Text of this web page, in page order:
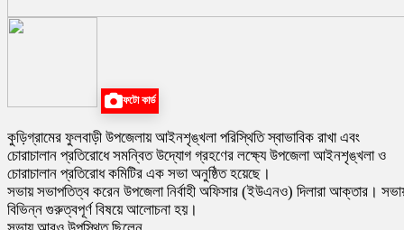
ফটো কার্ড
কুড়িগ্রামের ফুলবাড়ী উপজেলায় আইনশৃঙ্খলা পরিস্থিতি স্বাভাবিক রাখা এবং
চোরাচালান প্রতিরোধে সমন্বিত উদ্যোগ গ্রহণের লক্ষ্যে উপজেলা আইনশৃঙ্খলা ও
চোরাচালান প্রতিরোধ কমিটির এক সভা অনুষ্ঠিত হয়েছে।
সভায় সভাপতিত্ব করেন উপজেলা নির্বাহী অফিসার (ইউএনও) দিলারা আক্তার।
বিভিন্ন গুরুত্বপূর্ণ বিষয়ে আলোচনা হয়।